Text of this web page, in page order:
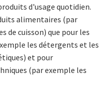
d'usage quotidien.
alimentaires (par
de cuisson) que pour les
les détergents et les
et pour
(par exemple les